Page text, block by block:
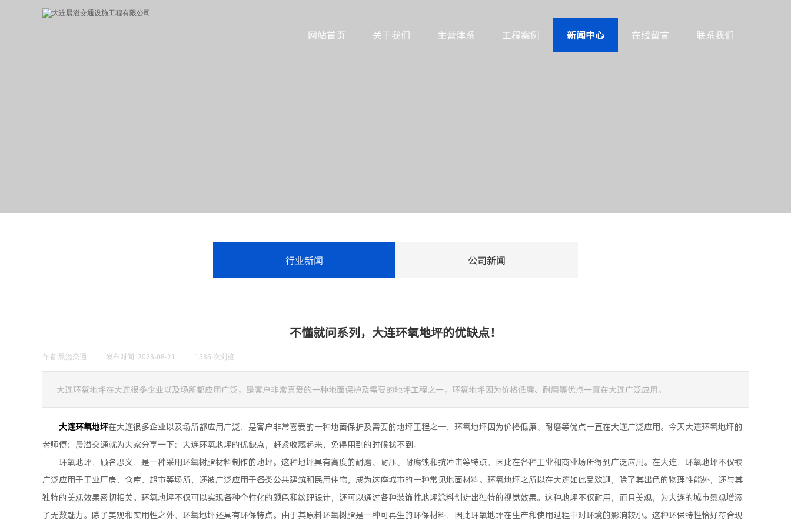
网站首页 关于我们 主营体系 工程案例 新闻中心 在线留言 联系我们
行业新闻 公司新闻
不懂就问系列，大连环氧地坪的优缺点！
作者:晨溢交通 发布时间: 2023-08-21 1536 次浏览
大连环氧地坪在大连很多企业以及场所都应用广泛，是客户非常喜爱的一种地面保护及需要的地坪工程之一，环氧地坪因为价格低廉、耐磨等优点一直在大连广泛应用。
大连环氧地坪在大连很多企业以及场所都应用广泛，是客户非常喜爱的一种地面保护及需要的地坪工程之一，环氧地坪因为价格低廉、耐磨等优点一直在大连广泛应用。今天大连环氧地坪的
老师傅：晨溢交通就为大家分享一下：大连环氧地坪的优缺点，赶紧收藏起来，免得用到的时候找不到。
环氧地坪，顾名思义，是一种采用环氧树脂材料制作的地坪。这种地坪具有高度的耐磨、耐压、耐腐蚀和抗冲击等特点，因此在各种工业和商业场所得到广泛应用。在大连，环氧地坪不仅被
广泛应用于工业厂房、仓库、超市等场所，还被广泛应用于各类公共建筑和民用住宅，成为这座城市的一种常见地面材料。环氧地坪之所以在大连如此受欢迎，除了其出色的物理性能外，还与其
独特的美观效果密切相关。环氧地坪不仅可以实现各种个性化的颜色和纹理设计，还可以通过各种装饰性地坪涂料创造出独特的视觉效果。这种地坪不仅耐用，而且美观，为大连的城市景观增添
了无数魅力。除了美观和实用性之外，环氧地坪还具有环保特点。由于其原料环氧树脂是一种可再生的环保材料，因此环氧地坪在生产和使用过程中对环境的影响较小。这种环保特性恰好符合现